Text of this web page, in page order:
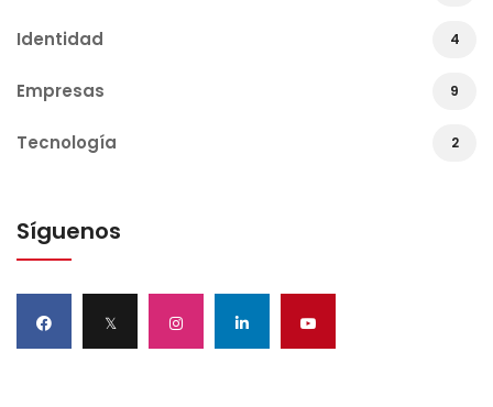
Identidad 4
Empresas 9
Tecnología 2
Síguenos
𝕏